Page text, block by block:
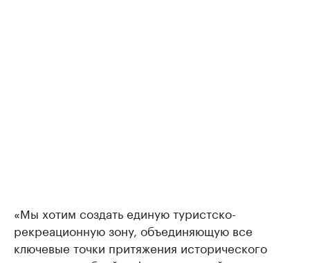
«Мы хотим создать единую туристско-
рекреационную зону, объединяющую все
ключевые точки притяжения исторического